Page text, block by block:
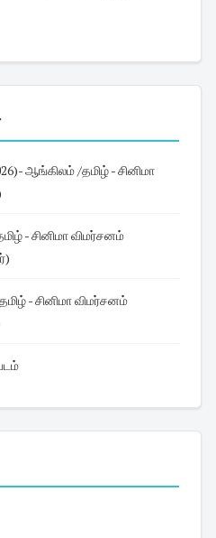
ஆங்கிலம் /தமிழ் - சினிமா
- சினிமா விமர்சனம்
- சினிமா விமர்சனம்